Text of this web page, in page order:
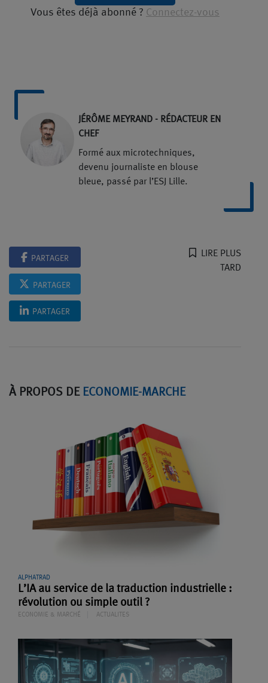
Vous êtes déjà abonné ? Connectez-vous
JÉRÔME MEYRAND - RÉDACTEUR EN
CHEF
Formé aux microtechniques,
devenu journaliste en blouse
bleue, passé par l’ESJ Lille.
PARTAGER
PARTAGER
PARTAGER
LIRE PLUS
TARD
À PROPOS DE ECONOMIE-MARCHE
ALPHATRAD
L’IA au service de la traduction industrielle :
révolution ou simple outil ?
ECONOMIE & MARCHÉ ACTUALITES